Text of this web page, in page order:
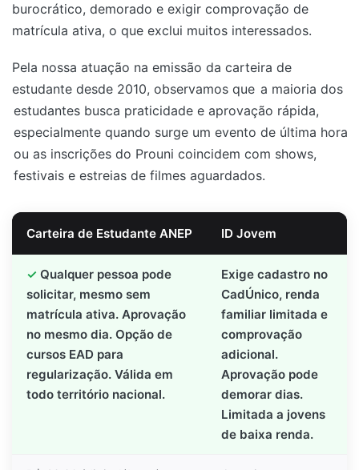
burocrático, demorado e exigir comprovação de
matrícula ativa, o que exclui muitos interessados.
Pela nossa atuação na emissão da carteira de
estudante desde 2010, observamos que a maioria dos
estudantes busca praticidade e aprovação rápida,
especialmente quando surge um evento de última hora
ou as inscrições do Prouni coincidem com shows,
festivais e estreias de filmes aguardados.
Carteira de Estudante ANEP ID Jovem
Qualquer pessoa pode
solicitar, mesmo sem
matrícula ativa. Aprovação
no mesmo dia. Opção de
cursos EAD para
regularização. Válida em
todo território nacional.
Exige cadastro no
CadÚnico, renda
familiar limitada e
comprovação
adicional.
Aprovação pode
demorar dias.
Limitada a jovens
de baixa renda.